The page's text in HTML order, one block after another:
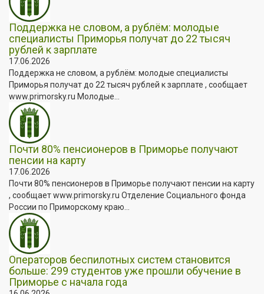
Поддержка не словом, а рублём: молодые
специалисты Приморья получат до 22 тысяч
рублей к зарплате
17.06.2026
Поддержка не словом, а рублём: молодые специалисты
Приморья получат до 22 тысяч рублей к зарплате , сообщает
www.primorsky.ru Молодые...
Почти 80% пенсионеров в Приморье получают
пенсии на карту
17.06.2026
Почти 80% пенсионеров в Приморье получают пенсии на карту
, сообщает www.primorsky.ru Отделение Социального фонда
России по Приморскому краю...
Операторов беспилотных систем становится
больше: 299 студентов уже прошли обучение в
Приморье с начала года